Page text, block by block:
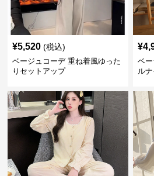
¥5,520 (税込)
ベージュコーデ 重ね着風ゆった
りセットアップ
¥
ベ
ル